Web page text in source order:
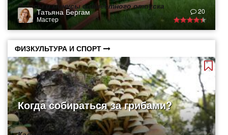
Плюсы и минусы совместного отпуска
Татьяна Бергам
Мастер
20
ФИЗКУЛЬТУРА И СПОРТ
Когда собираться за грибами?